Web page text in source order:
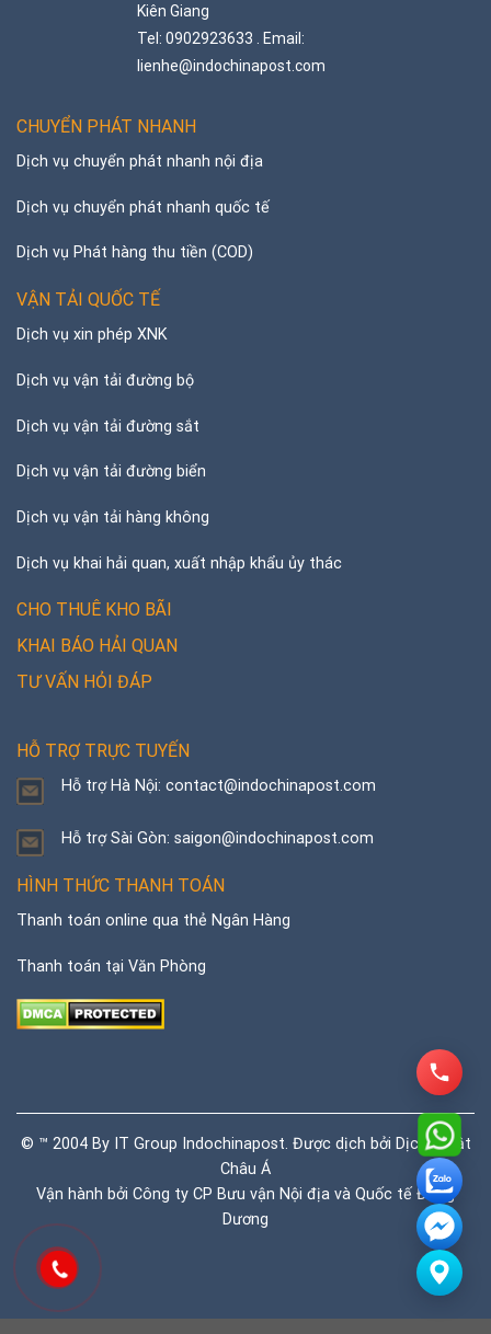
Kiên Giang
Tel: 0902923633 . Email:
lienhe@indochinapost.com
CHUYỂN PHÁT NHANH
Dịch vụ chuyển phát nhanh nội địa
Dịch vụ chuyển phát nhanh quốc tế
Dịch vụ Phát hàng thu tiền (COD)
VẬN TẢI QUỐC TẾ
Dịch vụ xin phép XNK
Dịch vụ vận tải đường bộ
Dịch vụ vận tải đường sắt
Dịch vụ vận tải đường biển
Dịch vụ vận tải hàng không
Dịch vụ khai hải quan, xuất nhập khẩu ủy thác
CHO THUÊ KHO BÃI
KHAI BÁO HẢI QUAN
TƯ VẤN HỎI ĐÁP
HỖ TRỢ TRỰC TUYẾN
Hỗ trợ Hà Nội: contact@indochinapost.com
Hỗ trợ Sài Gòn: saigon@indochinapost.com
HÌNH THỨC THANH TOÁN
Thanh toán online qua thẻ Ngân Hàng
Thanh toán tại Văn Phòng
© ™ 2004 By IT Group Indochinapost. Được dịch bởi Dịch thuật
Châu Á
Vận hành bởi Công ty CP Bưu vận Nội địa và Quốc tế Đông
Dương